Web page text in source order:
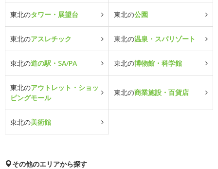
東北のタワー・展望台 東北の公園
東北のアスレチック 東北の温泉・スパリゾート
東北の道の駅・SA/PA 東北の博物館・科学館
東北のアウトレット・ショッ
ピングモール
東北の商業施設・百貨店
東北の美術館
その他のエリアから探す